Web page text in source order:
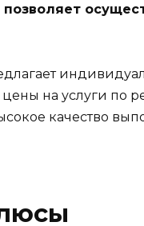
на услуги по
качество